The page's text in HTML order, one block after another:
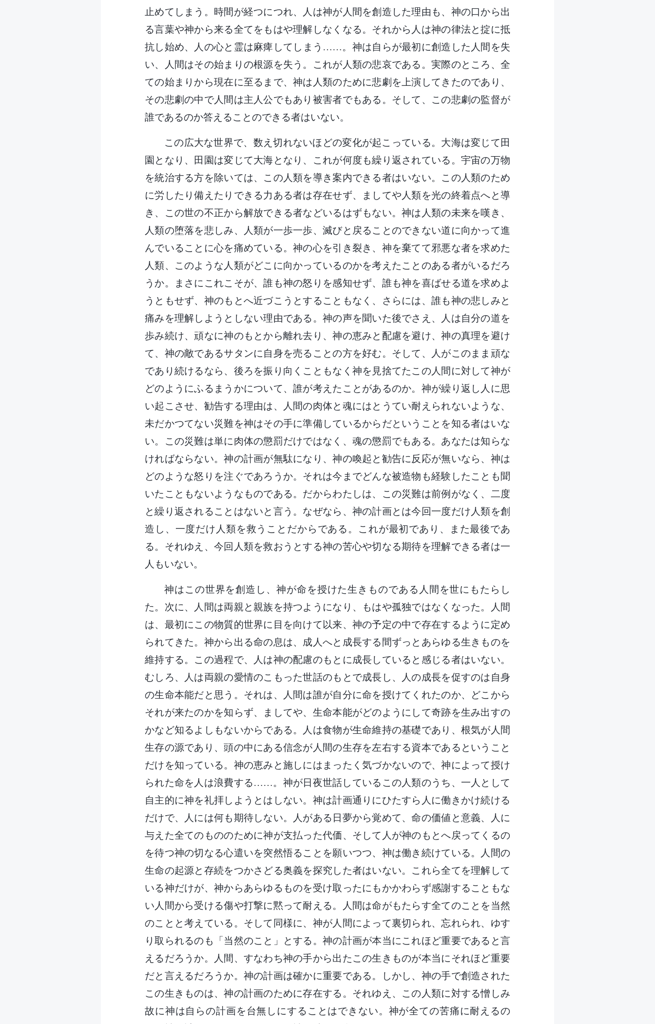
止めてしまう。時間が経つにつれ、人は神が人間を創造した理由も、神の口から出
る言葉や神から来る全てをもはや理解しなくなる。それから人は神の律法と掟に抵
抗し始め、人の心と霊は麻痺してしまう……。神は自らが最初に創造した人間を失
い、人間はその始まりの根源を失う。これが人類の悲哀である。実際のところ、全
ての始まりから現在に至るまで、神は人類のために悲劇を上演してきたのであり、
その悲劇の中で人間は主人公でもあり被害者でもある。そして、この悲劇の監督が
誰であるのか答えることのできる者はいない。
この広大な世界で、数え切れないほどの変化が起こっている。大海は変じて田
園となり、田園は変じて大海となり、これが何度も繰り返されている。宇宙の万物
を統治する方を除いては、この人類を導き案内できる者はいない。この人類のため
に労したり備えたりできる力ある者は存在せず、ましてや人類を光の終着点へと導
き、この世の不正から解放できる者などいるはずもない。神は人類の未来を嘆き、
人類の堕落を悲しみ、人類が一歩一歩、滅びと戻ることのできない道に向かって進
んでいることに心を痛めている。神の心を引き裂き、神を棄てて邪悪な者を求めた
人類、このような人類がどこに向かっているのかを考えたことのある者がいるだろ
うか。まさにこれこそが、誰も神の怒りを感知せず、誰も神を喜ばせる道を求めよ
うともせず、神のもとへ近づこうとすることもなく、さらには、誰も神の悲しみと
痛みを理解しようとしない理由である。神の声を聞いた後でさえ、人は自分の道を
歩み続け、頑なに神のもとから離れ去り、神の恵みと配慮を避け、神の真理を避け
て、神の敵であるサタンに自身を売ることの方を好む。そして、人がこのまま頑な
であり続けるなら、後ろを振り向くこともなく神を見捨てたこの人間に対して神が
どのようにふるまうかについて、誰が考えたことがあるのか。神が繰り返し人に思
い起こさせ、勧告する理由は、人間の肉体と魂にはとうてい耐えられないような、
未だかつてない災難を神はその手に準備しているからだということを知る者はいな
い。この災難は単に肉体の懲罰だけではなく、魂の懲罰でもある。あなたは知らな
ければならない。神の計画が無駄になり、神の喚起と勧告に反応が無いなら、神は
どのような怒りを注ぐであろうか。それは今までどんな被造物も経験したことも聞
いたこともないようなものである。だからわたしは、この災難は前例がなく、二度
と繰り返されることはないと言う。なぜなら、神の計画とは今回一度だけ人類を創
造し、一度だけ人類を救うことだからである。これが最初であり、また最後であ
る。それゆえ、今回人類を救おうとする神の苦心や切なる期待を理解できる者は一
人もいない。
神はこの世界を創造し、神が命を授けた生きものである人間を世にもたらし
た。次に、人間は両親と親族を持つようになり、もはや孤独ではなくなった。人間
は、最初にこの物質的世界に目を向けて以来、神の予定の中で存在するように定め
られてきた。神から出る命の息は、成人へと成長する間ずっとあらゆる生きものを
維持する。この過程で、人は神の配慮のもとに成長していると感じる者はいない。
むしろ、人は両親の愛情のこもった世話のもとで成長し、人の成長を促すのは自身
の生命本能だと思う。それは、人間は誰が自分に命を授けてくれたのか、どこから
それが来たのかを知らず、ましてや、生命本能がどのようにして奇跡を生み出すの
かなど知るよしもないからである。人は食物が生命維持の基礎であり、根気が人間
生存の源であり、頭の中にある信念が人間の生存を左右する資本であるということ
だけを知っている。神の恵みと施しにはまったく気づかないので、神によって授け
られた命を人は浪費する……。神が日夜世話しているこの人類のうち、一人として
自主的に神を礼拝しようとはしない。神は計画通りにひたすら人に働きかけ続ける
だけで、人には何も期待しない。人がある日夢から覚めて、命の価値と意義、人に
与えた全てのもののために神が支払った代価、そして人が神のもとへ戻ってくるの
を待つ神の切なる心遣いを突然悟ることを願いつつ、神は働き続けている。人間の
生命の起源と存続をつかさどる奥義を探究した者はいない。これら全てを理解して
いる神だけが、神からあらゆるものを受け取ったにもかかわらず感謝することもな
い人間から受ける傷や打撃に黙って耐える。人間は命がもたらす全てのことを当然
のことと考えている。そして同様に、神が人間によって裏切られ、忘れられ、ゆす
り取られるのも「当然のこと」とする。神の計画が本当にこれほど重要であると言
えるだろうか。人間、すなわち神の手から出たこの生きものが本当にそれほど重要
だと言えるだろうか。神の計画は確かに重要である。しかし、神の手で創造された
この生きものは、神の計画のために存在する。それゆえ、この人類に対する憎しみ
故に神は自らの計画を台無しにすることはできない。神が全ての苦痛に耐えるの